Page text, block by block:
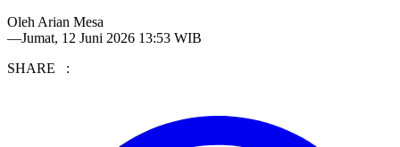
Oleh Arian Mesa
—Jumat, 12 Juni 2026 13:53 WIB
SHARE :